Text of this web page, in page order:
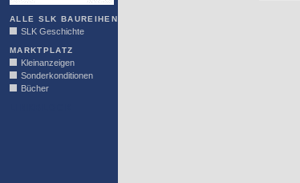
ALLE SLK BAUREIHEN
SLK Geschichte
MARKTPLATZ
Kleinanzeigen
Sonderkonditionen
Bücher